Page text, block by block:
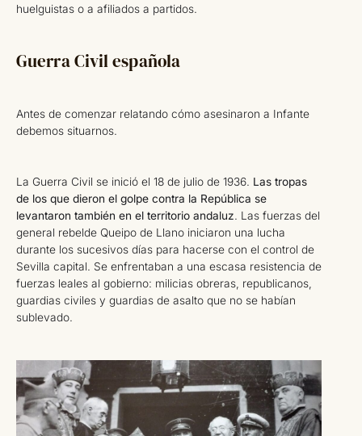
huelguistas o a afiliados a partidos.
Guerra Civil española
Antes de comenzar relatando cómo asesinaron a Infante
debemos situarnos.
La Guerra Civil se inició el 18 de julio de 1936. Las tropas
de los que dieron el golpe contra la República se
levantaron también en el territorio andaluz. Las fuerzas del
general rebelde Queipo de Llano iniciaron una lucha
durante los sucesivos días para hacerse con el control de
Sevilla capital. Se enfrentaban a una escasa resistencia de
fuerzas leales al gobierno: milicias obreras, republicanos,
guardias civiles y guardias de asalto que no se habían
sublevado.